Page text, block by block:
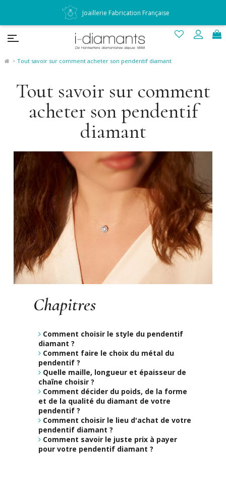
Tout savoir sur comment acheter son pendentif diamant
Tout savoir sur comment
acheter son pendentif
diamant
Chapitres
Comment choisir le style du pendentif
diamant ?
Comment faire le choix du métal du
pendentif ?
Quelle maille, longueur et épaisseur de
chaîne choisir ?
Comment décider du poids, de la forme
et de la qualité du diamant de votre
pendentif ?
Comment choisir le lieu d'achat de votre
pendentif diamant ?
Comment savoir le juste prix à payer
pour votre pendentif diamant ?
Des diamantaires à votre écoute